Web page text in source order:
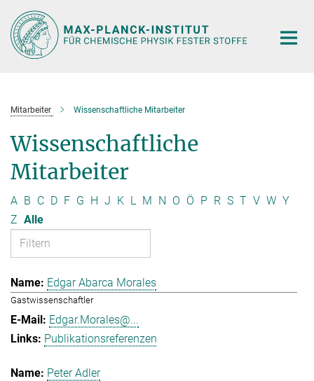
Hauptinhalt
Mitarbeiter Wissenschaftliche Mitarbeiter
Wissenschaftliche
Mitarbeiter
A B C D F G H J K L M N O Ö P R S T V W Y
Z Alle
Edgar Abarca Morales
Gastwissenschaftler
Edgar.Morales@...
Publikationsreferenzen
Peter Adler